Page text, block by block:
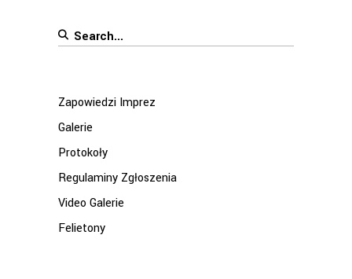
Search
Zapowiedzi Imprez
Galerie
Protokoły
Regulaminy Zgłoszenia
Video Galerie
Felietony